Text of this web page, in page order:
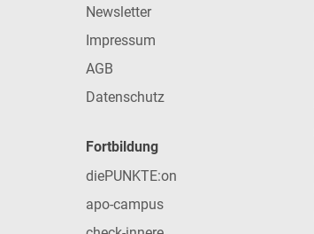
Newsletter
Impressum
AGB
Datenschutz
Fortbildung
diePUNKTE:on
apo-campus